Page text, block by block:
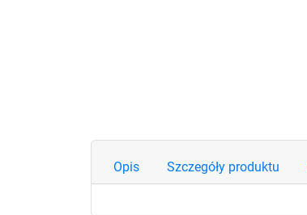
Opis Szczegóły produktu